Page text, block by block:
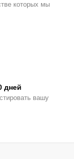
которых мы
дней
вашу